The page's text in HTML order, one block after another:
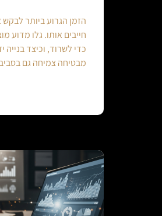
הזמן הגרוע ביותר
חייבים אותו. גלו מדוע
כדי לשרוד, וכיצד בנייה
מבטיחה צמיחה גם